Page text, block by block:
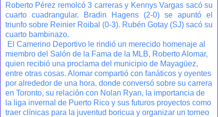
Roberto Pérez remolcó 3 carreras y Kennys Vargas sacó su
cuarto cuadrangular. Bradin Hagens (2-0) se apuntó el
triunfo sobre Reinier Roibal (0-3). Rubén Gotay (SJ) sacó su
cuarto bambinazo.
El Camerino Deportivo le rindió un merecido homenaje al
miembro del Salón de la Fama de la MLB, Roberto Alomar,
quien recibió una proclama del municipio de Mayagüez,
entre otras cosas. Alomar compartió con fanáticos y oyentes
por alrededor de una hora, donde conversó sobre su carrera
en Toronto, su relación con Nolan Ryan, la importancia de
la liga invernal de Puerto Rico y sus futuros proyectos como
traer clínicas para la juventud boricua y organizar un torneo